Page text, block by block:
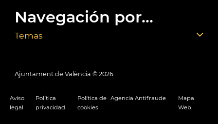
Navegación por...
Temas
Ajuntament de València © 2026
Aviso
legal
Política
privacidad
Política de
cookies
Agencia Antifraude
Mapa
Web